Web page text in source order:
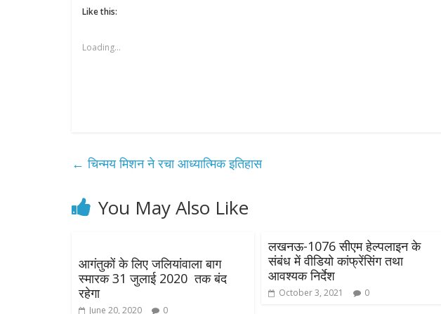
Like this:
Loading...
← चिन्मय मिशन ने रचा आध्यात्मिक इतिहास
You May Also Like
आगंतुकों के लिए जलियांवाला बाग
स्मारक 31 जुलाई 2020 तक बंद
रहेगा
June 20, 2020 0
लखनऊ-1076 सीएम हेल्पलाइन के
संबंध में वीडियो कांफ्रेंसिंग तथा
आवश्यक निर्देश
October 3, 2021 0